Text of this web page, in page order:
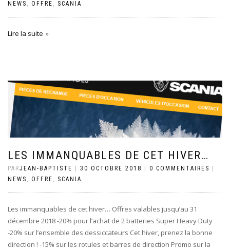
NEWS , OFFRE , SCANIA
Lire la suite
LES IMMANQUABLES DE CET HIVER…
PARJEAN-BAPTISTE 30 OCTOBRE 2018 0 COMMENTAIRES
NEWS , OFFRE , SCANIA
Les immanquables de cet hiver… Offres valables jusqu’au 31
décembre 2018 -20% pour l’achat de 2 batteries Super Heavy Duty
-20% sur l’ensemble des dessiccateurs Cet hiver, prenez la bonne
direction ! -15% sur les rotules et barres de direction Promo sur la